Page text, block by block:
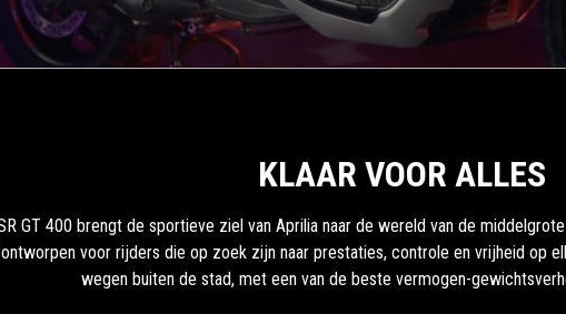
KLAAR VOOR ALLES
GT 400 brengt de sportieve ziel van Aprilia naar de wereld van de
voor rijders die op zoek zijn naar prestaties, controle en vrijheid op
wegen buiten de stad, met een van de beste vermogen-